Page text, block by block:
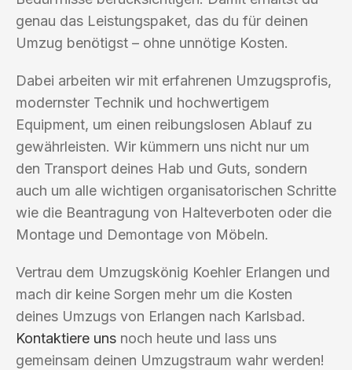
genau das Leistungspaket, das du für deinen
Umzug benötigst – ohne unnötige Kosten.
Dabei arbeiten wir mit erfahrenen Umzugsprofis,
modernster Technik und hochwertigem
Equipment, um einen reibungslosen Ablauf zu
gewährleisten. Wir kümmern uns nicht nur um
den Transport deines Hab und Guts, sondern
auch um alle wichtigen organisatorischen Schritte
wie die Beantragung von Halteverboten oder die
Montage und Demontage von Möbeln.
Vertrau dem Umzugskönig Koehler Erlangen und
mach dir keine Sorgen mehr um die Kosten
deines Umzugs von Erlangen nach Karlsbad.
Kontaktiere uns noch heute und lass uns
gemeinsam deinen Umzugstraum wahr werden!